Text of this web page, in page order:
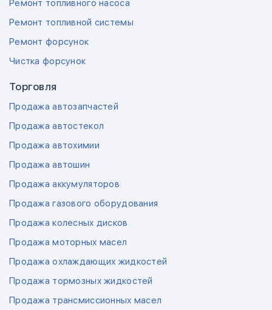
Ремонт топливного насоса
Ремонт топливной системы
Ремонт форсунок
Чистка форсунок
Торговля
Продажа автозапчастей
Продажа автостекол
Продажа автохимии
Продажа автошин
Продажа аккумуляторов
Продажа газового оборудования
Продажа колесных дисков
Продажа моторных масел
Продажа охлаждающих жидкостей
Продажа тормозных жидкостей
Продажа трансмиссионных масел